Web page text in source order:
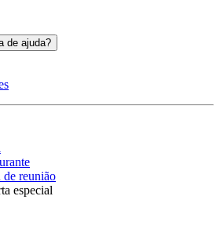
de ajuda?
de reunião
especial